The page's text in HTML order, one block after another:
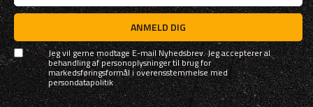
ANMELD DIG
Jeg vil gerne modtage E-mail Nyhedsbrev. Jeg accepterer al
behandling af personoplysninger til brug for
markedsføringsformål i overensstemmelse med
persondatapolitik